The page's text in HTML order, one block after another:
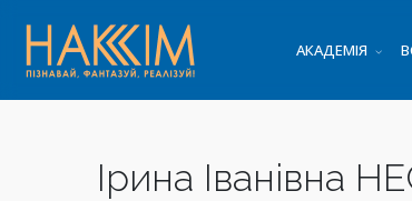
АКАДЕМІЯ
Ірина Іванівна